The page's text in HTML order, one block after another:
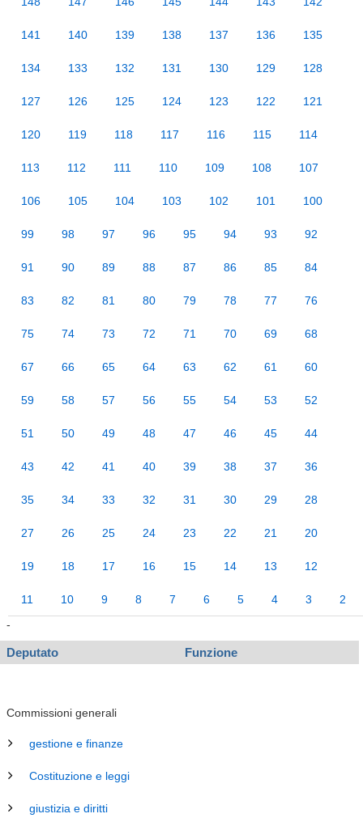
141 140 139 138 137 136 135
134 133 132 131 130 129 128
127 126 125 124 123 122 121
120 119 118 117 116 115 114
113 112 111 110 109 108 107
106 105 104 103 102 101 100
99 98 97 96 95 94 93 92
91 90 89 88 87 86 85 84
83 82 81 80 79 78 77 76
75 74 73 72 71 70 69 68
67 66 65 64 63 62 61 60
59 58 57 56 55 54 53 52
51 50 49 48 47 46 45 44
43 42 41 40 39 38 37 36
35 34 33 32 31 30 29 28
27 26 25 24 23 22 21 20
19 18 17 16 15 14 13 12
11 10 9 8 7 6 5 4 3
2
-
Deputato Funzione
Commissioni generali
gestione e finanze
Costituzione e leggi
giustizia e diritti